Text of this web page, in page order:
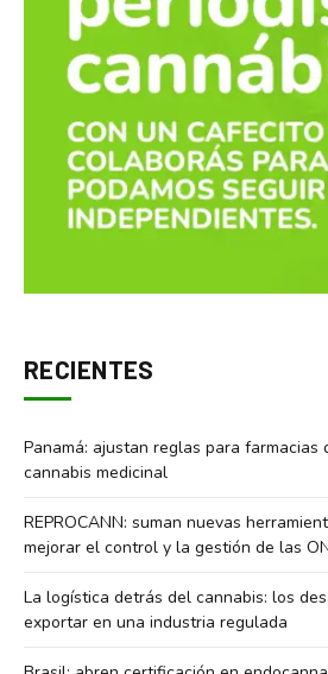
RECIENTES
Panamá: ajustan reglas para farmacias
cannabis medicinal
REPROCANN: suman nuevas
mejorar el control y la gestión de las
La logística detrás del cannabis: los
exportar en una industria regulada